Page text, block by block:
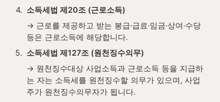
4. 소득세법 제20조 (근로소득)
→ 근로를 제공하고 받는 봉급·급료·임금·상여·수당
등은 근로소득에 해당합니다.
5. 소득세법 제127조 (원천징수의무)
→ 원천징수대상 사업소득과 근로소득 등을 지급하
는 자는 소득세를 원천징수할 의무가 있으며, 사업
주가 원천징수의무자가 됩니다.